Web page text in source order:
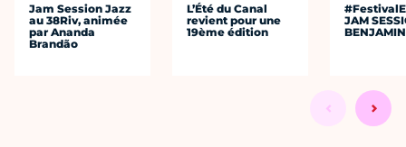
Jam Session Jazz
au 38Riv, animée
par Ananda
Brandão
L’Été du Canal
revient pour une
19ème édition
JAM